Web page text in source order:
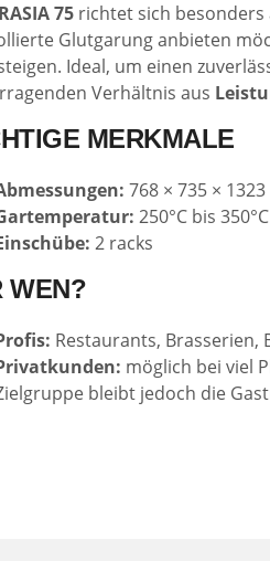
75 richtet sich besonders
Glutgarung anbieten
Ideal, um einen
Verhältnis aus
MERKMALE
768 × 735 ×
250°C bis 350°C
2 racks
WEN?
Restaurants,
möglich bei viel
bleibt jedoch die